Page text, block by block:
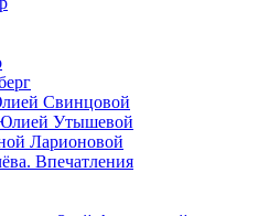
Свинцовой
Утышевой
Ларионовой
Впечатления